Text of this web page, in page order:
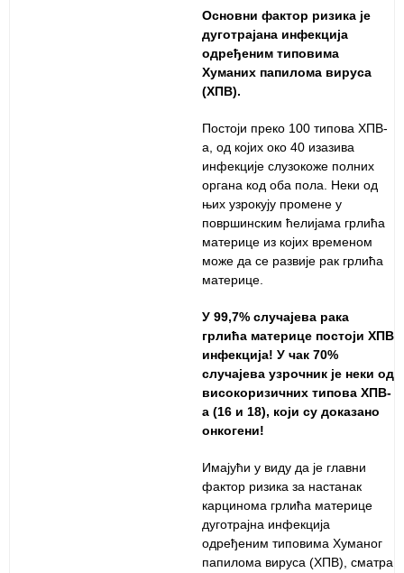
Основни фактор ризика је
дуготрајана инфекција
одређеним типовима
Хуманих папилома вируса
(ХПВ).
Постоји преко 100 типова ХПВ-
а, од којих око 40 изазива
инфекције слузокоже полних
органа код оба пола. Неки од
њих узрокују промене у
површинским ћелијама грлића
материце из којих временом
може да се развије рак грлића
материце.
У 99,7% случајева рака
грлића материце постоји ХПВ
инфекција! У чак 70%
случајева узрочник је неки од
високоризичних типова ХПВ-
а (16 и 18), који су доказано
онкогени!
Имајући у виду да је главни
фактор ризика за настанак
карцинома грлића материце
дуготрајна инфекција
одређеним типовима Хуманог
папилома вируса (ХПВ), сматра